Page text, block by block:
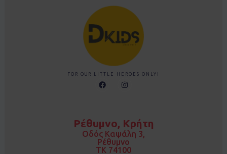
FOR OUR LITTLE HEROES ONLY!
F
a
o
I
n
r
a
m
Ρέθυμνο, Κρήτη
Οδός Καψάλη 3,
Ρέθυμνο
TK 74100